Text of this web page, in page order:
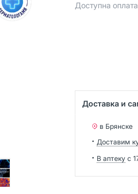
Доступна
Доставка и
в Брянске
Доставим
В аптеку с